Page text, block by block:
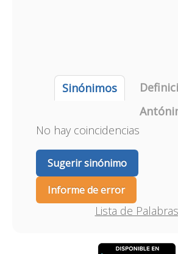
Sinónimos
No hay coincidencias
Sugerir sinónimo
Informe de error
Lista de Palabras